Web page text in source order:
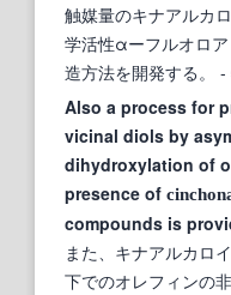
触媒量のキナアルカ
学活性αーフルオロ
造方法を開発する。
-
Also a process for
vicinal diols by
dihydroxylation of
presence of
compounds is
また、キナアルカロ
下でのオレフィンの